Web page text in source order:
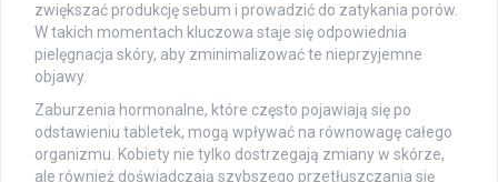
zwiększać produkcję sebum i prowadzić do zatykania porów.
W takich momentach kluczowa staje się odpowiednia
pielęgnacja skóry, aby zminimalizować te nieprzyjemne
objawy.
Zaburzenia hormonalne, które często pojawiają się po
odstawieniu tabletek, mogą wpływać na równowagę całego
organizmu. Kobiety nie tylko dostrzegają zmiany w skórze,
ale również doświadczają szybszego przetłuszczania się